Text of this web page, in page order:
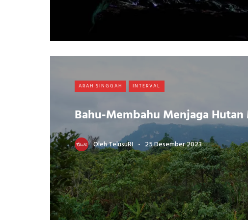
ARAH SINGGAH INTERVAL
Bahu-Membahu Menjaga
OlehTelusuRI 25 Desember 2023